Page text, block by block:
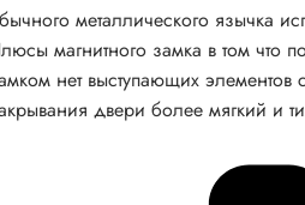
металлического язычка
магнитного замка в том что
нет выступающих элементов
двери более мягкий и